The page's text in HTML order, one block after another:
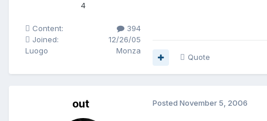
4
Content:
394
Joined:
12/26/05
Luogo
Monza
Quote
out Posted November 5, 2006